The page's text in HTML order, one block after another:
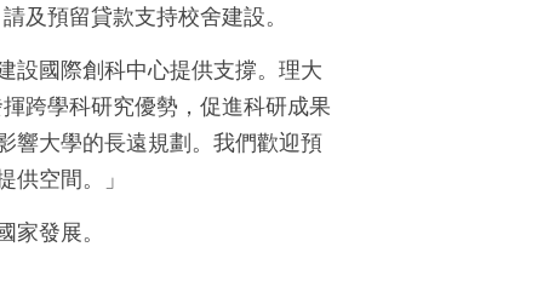
及預留貸款支持校舍建設。
設國際創科中心提供支撐。理大
跨學科研究優勢，促進科研成果
響大學的長遠規劃。我們歡迎預
空間。」
發展。